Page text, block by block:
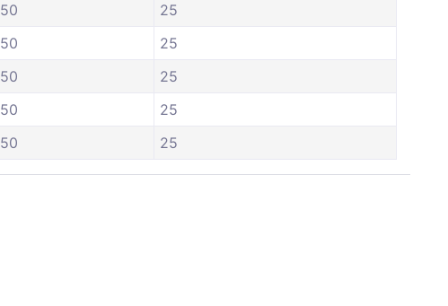
50
25
50
25
50
25
50
25
50 25